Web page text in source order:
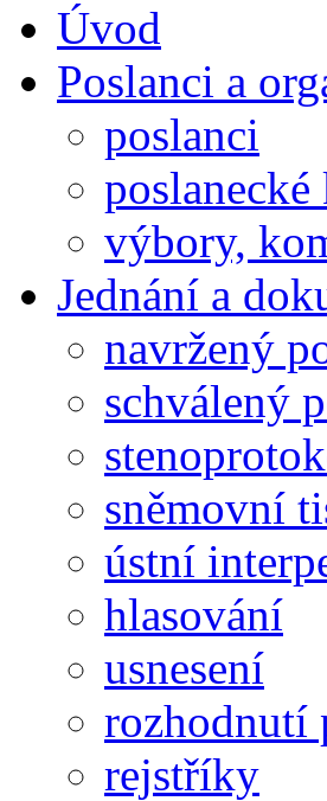
Úvod
Poslanci a
poslanci
výbory,
Jednání a
navržený
schválený
sněmovní
ústní
hlasování
usnesení
rozhodnutí
rejstříky